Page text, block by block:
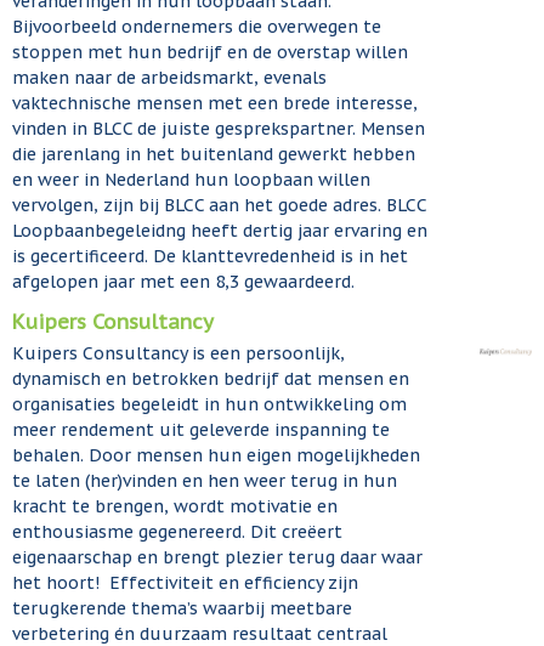
Bijvoorbeeld ondernemers die overwegen te
stoppen met hun bedrijf en de overstap willen
maken naar de arbeidsmarkt, evenals
vaktechnische mensen met een brede interesse,
vinden in BLCC de juiste gesprekspartner. Mensen
die jarenlang in het buitenland gewerkt hebben
en weer in Nederland hun loopbaan willen
vervolgen, zijn bij BLCC aan het goede adres. BLCC
Loopbaanbegeleidng heeft dertig jaar ervaring en
is gecertificeerd. De klanttevredenheid is in het
afgelopen jaar met een 8,3 gewaardeerd.
Kuipers Consultancy
Kuipers Consultancy is een persoonlijk,
dynamisch en betrokken bedrijf dat mensen en
organisaties begeleidt in hun ontwikkeling om
meer rendement uit geleverde inspanning te
behalen. Door mensen hun eigen mogelijkheden
te laten (her)vinden en hen weer terug in hun
kracht te brengen, wordt motivatie en
enthousiasme gegenereerd. Dit creëert
eigenaarschap en brengt plezier terug daar waar
het hoort! Effectiviteit en efficiency zijn
terugkerende thema’s waarbij meetbare
verbetering én duurzaam resultaat centraal